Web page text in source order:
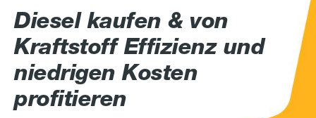
Diesel kaufen & von
Kraftstoff Effizienz und
niedrigen Kosten
profitieren